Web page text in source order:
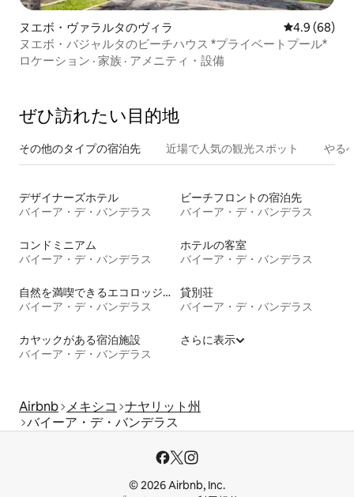
ヌエボ・ヴァラルタのヴィラ レビュー68
4.9 (68)
ヌエボ・バジャルタのビーチハウス *プライベートプール*
ロケーション · 家族 · アメニティ・設備
ぜひ訪⁠れ⁠た⁠い目⁠的⁠地
その他のタ⁠イ⁠プ⁠の宿⁠泊⁠先 近場で人気の観光スポット やる
デザイナーズホテル
バイーア・デ・バンデラス
ビーチフロントの宿泊先
バイーア・デ・バンデラス
コンドミニアム
バイーア・デ・バンデラス
ホテルの客室
バイーア・デ・バンデラス
自然を満喫できるエコロッジの宿泊施設
バイーア・デ・バンデラス
貸別荘
バイーア・デ・バンデラス
カヤックがある宿泊施設
バイーア・デ・バンデラス
さらに表示
Airbnb メキシコ
ナヤリット州
バイーア・デ・バンデラス
© 2026 Airbnb, Inc.